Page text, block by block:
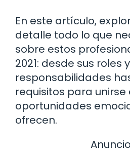
En este artículo,
detalle todo lo que
sobre estos
2021: desde sus roles y
responsabilidades
requisitos para unirse
oportunidades
ofrecen.